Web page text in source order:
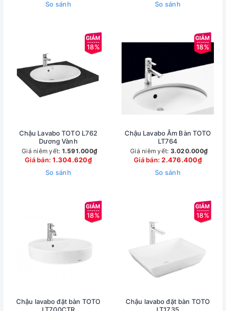
So sánh
So sánh
18%
Chậu Lavabo TOTO L762
Dương Vành
Giá niêm yết: 1.591.000₫
Giá bán:1.304.620₫
So sánh
18%
Chậu Lavabo Âm Bàn TOTO
LT764
Giá niêm yết: 3.020.000₫
Giá bán:2.476.400₫
So sánh
18%
Chậu lavabo đặt bàn TOTO
18%
Chậu lavabo đặt bàn TOTO